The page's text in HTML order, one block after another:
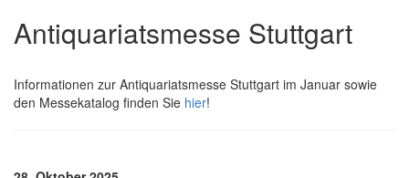
Antiquariatsmesse Stuttgart
Informationen zur Antiquariatsmesse Stuttgart im Januar sowie
den Messekatalog finden Sie hier!